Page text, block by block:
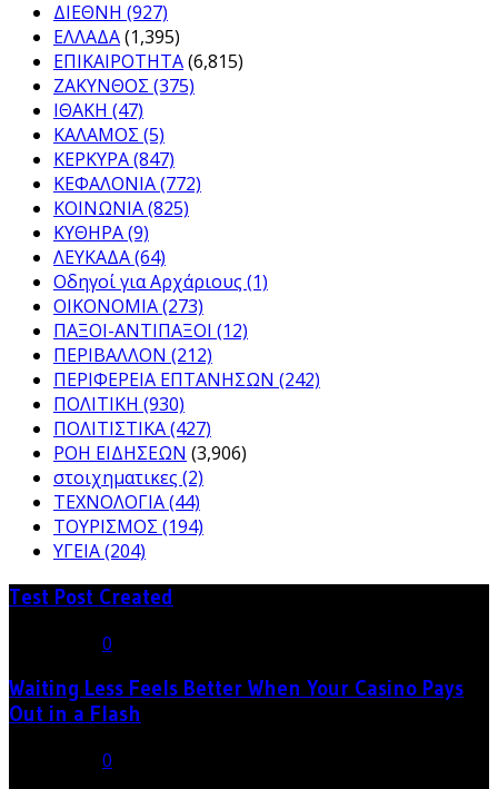
ΔΙΕΘΝΗ (927)
ΕΛΛΑΔΑ(1,395)
ΕΠΙΚΑΙΡΟΤΗΤΑ(6,815)
ΖΑΚΥΝΘΟΣ (375)
ΙΘΑΚΗ (47)
ΚΑΛΑΜΟΣ (5)
ΚΕΡΚΥΡΑ(847)
ΚΕΦΑΛΟΝΙΑ(772)
ΚΟΙΝΩΝΙΑ(825)
ΚΥΘΗΡΑ(9)
ΛΕΥΚΑΔΑ(64)
Οδηγοί για Αρχάριους (1)
ΟΙΚΟΝΟΜΙΑ(273)
ΠΑΞΟΙ-ΑΝΤΙΠΑΞΟΙ (12)
ΠΕΡΙΒΑΛΛΟΝ (212)
ΠΕΡΙΦΕΡΕΙΑ ΕΠΤΑΝΗΣΩΝ (242)
ΠΟΛΙΤΙΚΗ (930)
ΠΟΛΙΤΙΣΤΙΚΑ(427)
ΡΟΗ ΕΙΔΗΣΕΩΝ (3,906)
στοιχηματικες (2)
ΤΕΧΝΟΛΟΓΙΑ(44)
ΤΟΥΡΙΣΜΟΣ (194)
ΥΓΕΙΑ(204)
Test Post Created
0
Waiting Less Feels Better When Your Casino Pays
Out in a Flash
0